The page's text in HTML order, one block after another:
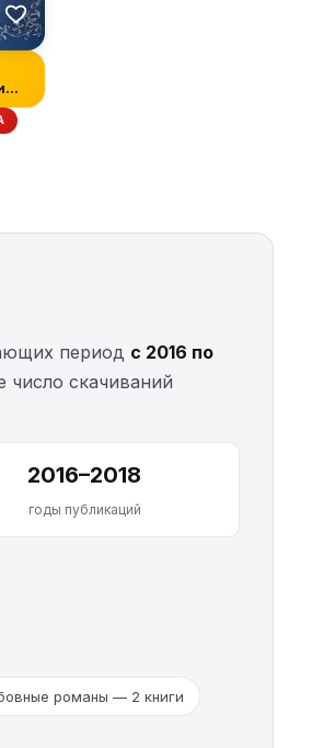
период с 2016 по
скачиваний
2016–2018
годы публикаций
романы — 2 книги